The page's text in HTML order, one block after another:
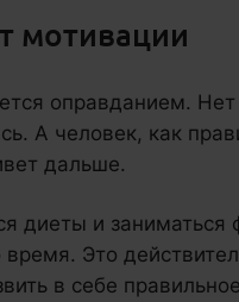
мотивации
оправданием. Нет
А человек, как
дальше.
диеты и заниматься
Это
в себе правильное